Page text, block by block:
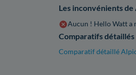
Les inconvénients de
Aucun ! Hello Watt a
Comparatifs détaillés
Comparatif détaillé